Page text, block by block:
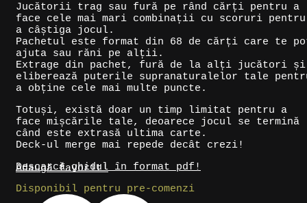
Jucătorii trag sau fură pe rând cărți pentru a
face cele mai mari combinații cu scoruri pentru
a câștiga jocul.
Pachetul este format din 68 de cărți care te
ajuta sau răni pe alții.
Extrage din pachet, fură de la alți jucători și
eliberează puterile supranaturalelor tale
a obține cele mai multe puncte.
Totuși, există doar un timp limitat pentru a
face mișcările tale, deoarece jocul se termină
când este extrasă ultima carte.
Deck-ul merge mai repede decât crezi!
Descarcă ghidul în format pdf!
Disponibil pentru pre-comenzi
Adaugă favorit!